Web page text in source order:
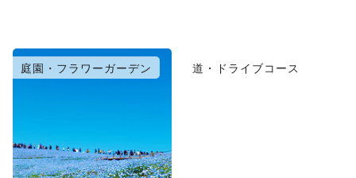
庭園・フラワーガーデン 道・ドライブコース